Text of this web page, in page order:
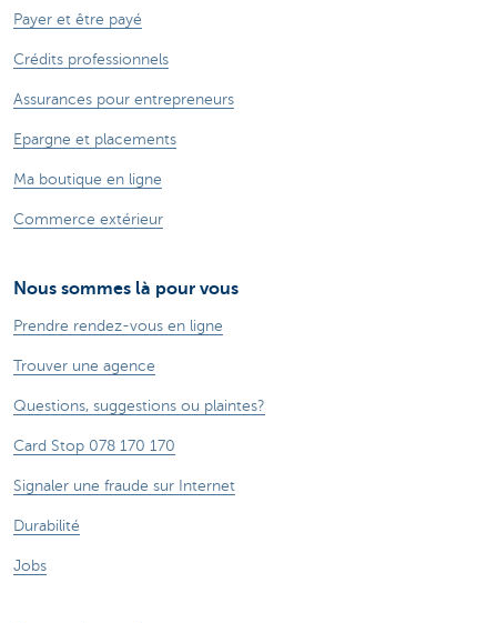
Payer et être payé
Crédits professionnels
Assurances pour entrepreneurs
Epargne et placements
Ma boutique en ligne
Commerce extérieur
Nous sommes là pour vous
Prendre rendez-vous en ligne
Trouver une agence
Questions, suggestions ou plaintes?
Card Stop 078 170 170
Signaler une fraude sur Internet
Durabilité
Jobs